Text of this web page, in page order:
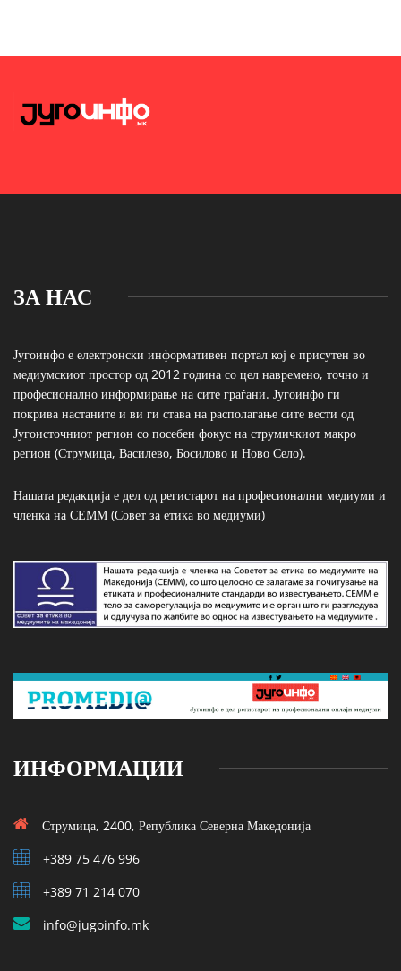
ЗА НАС
Југоинфо е електронски информативен портал кој е присутен во
медиумскиот простор од 2012 година со цел навремено, точно и
професионално информирање на сите граѓани. Југоинфо ги
покрива настаните и ви ги става на располагање сите вести од
Југоисточниот регион со посебен фокус на струмичкиот макро
регион (Струмица, Василево, Босилово и Ново Село).
Нашата редакција е дел од регистарот на професионални медиуми и
членка на СЕММ (Совет за етика во медиуми)
ИНФОРМАЦИИ
Струмица, 2400, Република Северна Македонија
+389 75 476 996
+389 71 214 070
info@jugoinfo.mk